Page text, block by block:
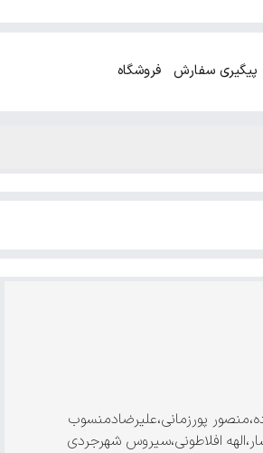
پیگیری سفارش فروشگاه
پورزمانی،علیرضادمنسوب
افلاطونی،سیروس شهرجردی